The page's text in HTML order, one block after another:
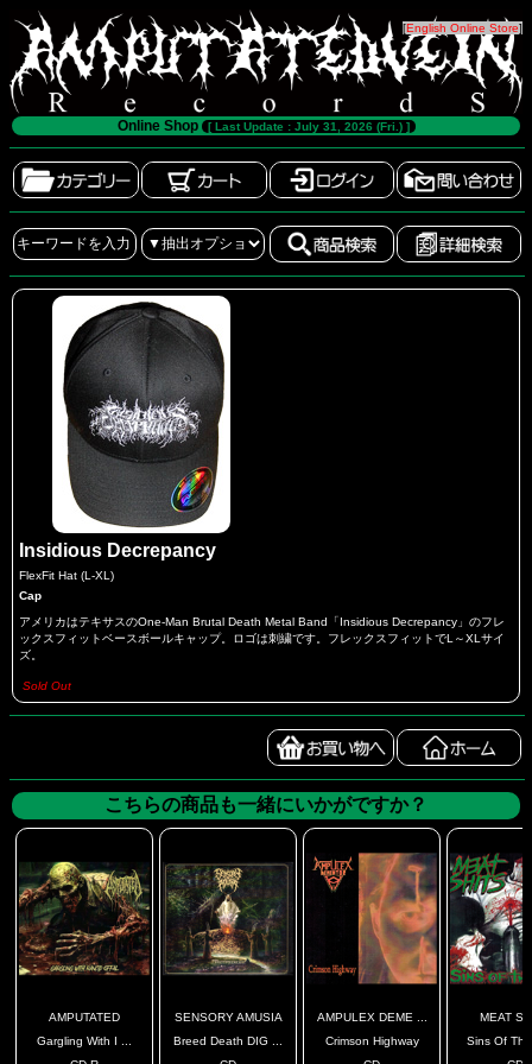
[English Online Store]
Online Shop [ Last Update : July 31, 2026 (Fri.) ]
Insidious Decrepancy
FlexFit Hat (L-XL)
Cap
アメリカはテキサスのOne-Man Brutal Death Metal Band「Insidious Decrepancy」のフレ
ックスフィットベースボールキャップ。ロゴは刺繍です。フレックスフィットでL～XLサイ
ズ。
Sold Out
こちらの商品も一緒にいかがですか？
AMPUTATED
Gargling With I ...
SENSORY AMUSIA
Breed Death DIG ...
AMPULEX DEME ...
Crimson Highway
MEAT
Sins Of